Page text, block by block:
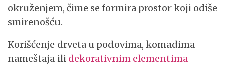
okruženjem, čime se formira prostor koji odiše
smirenošću.
Korišćenje drveta u podovima, komadima
nameštaja ili dekorativnim elementima